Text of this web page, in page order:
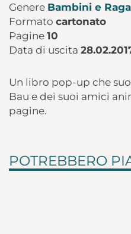
Genere Bambini e
Formato cartonato
Pagine 10
Data di uscita
Un libro pop-up che
Bau e dei suoi amici
pagine.
POTREBBERO